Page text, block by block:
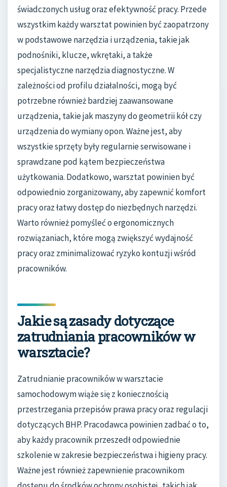
świadczonych usług oraz efektywność pracy. Przede
wszystkim każdy warsztat powinien być zaopatrzony
w podstawowe narzędzia i urządzenia, takie jak
podnośniki, klucze, wkrętaki, a także
specjalistyczne narzędzia diagnostyczne. W
zależności od profilu działalności, mogą być
potrzebne również bardziej zaawansowane
urządzenia, takie jak maszyny do geometrii kół czy
urządzenia do wymiany opon. Ważne jest, aby
wszystkie sprzęty były regularnie serwisowane i
sprawdzane pod kątem bezpieczeństwa
użytkowania. Dodatkowo, warsztat powinien być
odpowiednio zorganizowany, aby zapewnić komfort
pracy oraz łatwy dostęp do niezbędnych narzędzi.
Warto również pomyśleć o ergonomicznych
rozwiązaniach, które mogą zwiększyć wydajność
pracy oraz zminimalizować ryzyko kontuzji wśród
pracowników.
Jakie są zasady dotyczące
zatrudniania pracowników w
warsztacie?
Zatrudnianie pracowników w warsztacie
samochodowym wiąże się z koniecznością
przestrzegania przepisów prawa pracy oraz regulacji
dotyczących BHP. Pracodawca powinien zadbać o to,
aby każdy pracownik przeszedł odpowiednie
szkolenie w zakresie bezpieczeństwa i higieny pracy.
Ważne jest również zapewnienie pracownikom